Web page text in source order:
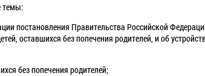
темы:
постановления Правительства Российской
оставшихся без попечения родителей, и об
без попечения родителей;